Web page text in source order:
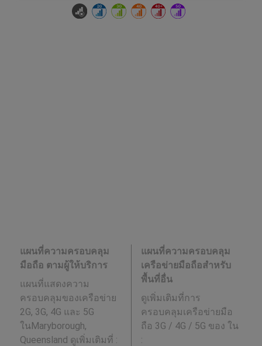
แผนที่ความครอบคลุม
มือถือ ตามผู้ให้บริการ
แผนที่แสดงความ
ครอบคลุมของเครือข่าย
2G, 3G, 4G และ 5G
ในMaryborough,
Queensland ดูเพิ่มเติมที่ :
แผนที่ความครอบคลุม
เครือข่ายมือถือสำหรับ
พื้นที่อื่น
ดูเพิ่มเติมที่การ
ครอบคลุมเครือข่ายมือ
ถือ 3G / 4G / 5G ของ ใน
: